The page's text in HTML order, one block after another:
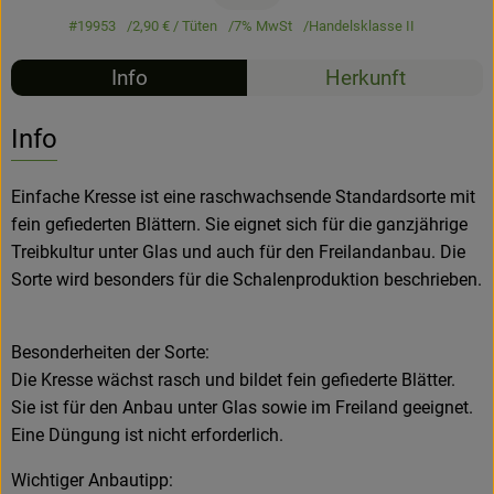
#19953 2,90 € / Tüten 7% MwSt Handelsklasse II
Info Herkunft
Info
Einfache Kresse ist eine raschwachsende Standardsorte mit
fein gefiederten Blättern. Sie eignet sich für die ganzjährige
Treibkultur unter Glas und auch für den Freilandanbau. Die
Sorte wird besonders für die Schalenproduktion beschrieben.
Besonderheiten der Sorte:
Die Kresse wächst rasch und bildet fein gefiederte Blätter.
Sie ist für den Anbau unter Glas sowie im Freiland geeignet.
Eine Düngung ist nicht erforderlich.
Wichtiger Anbautipp: